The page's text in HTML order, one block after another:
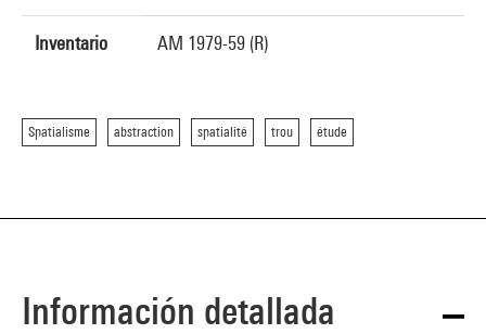
Inventario AM 1979-59 (R)
Spatialisme abstraction spatialité trou étude
Información detallada